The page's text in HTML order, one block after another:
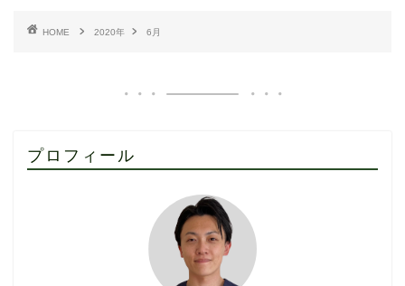
HOME 2020年 6月
プロフィール